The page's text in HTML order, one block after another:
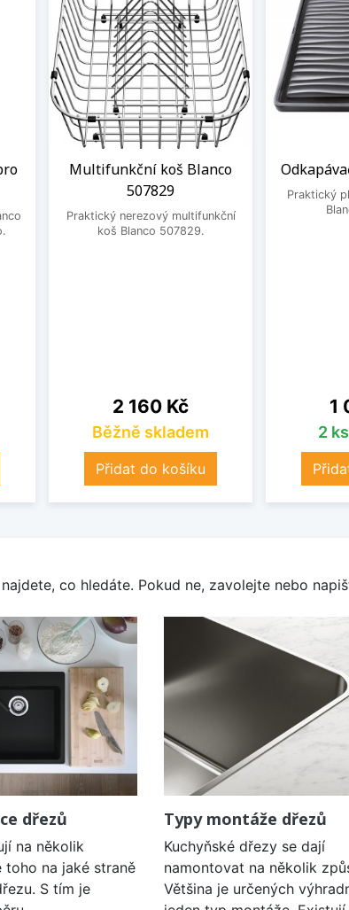
Multifunkční koš Blanco
507829
Praktický nerezový multifunkční
koš Blanco 507829.
Cena
2 160 Kč
Běžně skladem
Přidat do košíku
Praktický
1
2
co hledáte. Pokud ne, zavolejte nebo
dřezů
na několik
toho na jaké straně
S tím je
Typy montáže dřezů
Kuchyňské dřezy se dají
namontovat na několik
Většina je určených